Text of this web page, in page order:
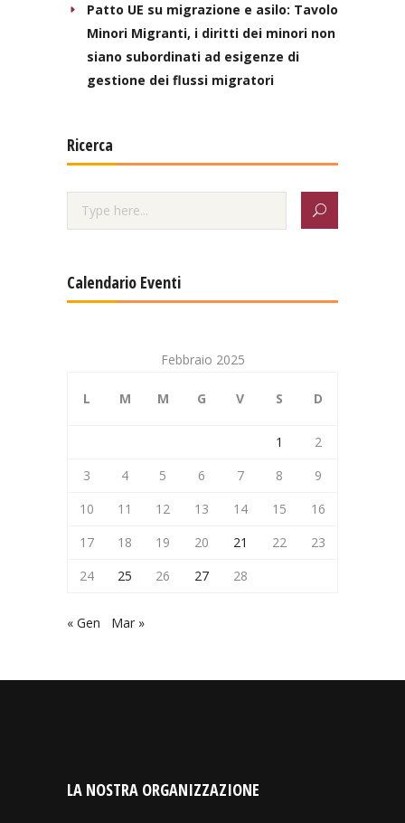
Patto UE su migrazione e asilo: Tavolo
Minori Migranti, i diritti dei minori non
siano subordinati ad esigenze di
gestione dei flussi migratori
Ricerca
Calendario Eventi
Febbraio 2025
L M M G V S D
1
2
3
4 5 6 7 8
9
10
11 12 13 14 15
16
17
18 19 20 21 22
23
24
25 26 27 28
« Gen Mar »
LA NOSTRA ORGANIZZAZIONE